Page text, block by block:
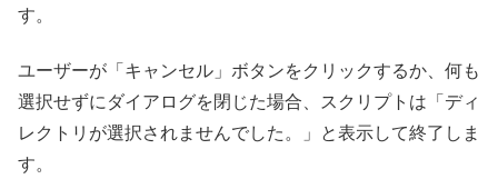
す。
ユーザーが「キャンセル」ボタンをクリックするか、何も
選択せずにダイアログを閉じた場合、スクリプトは「ディ
レクトリが選択されませんでした。」と表示して終了しま
す。